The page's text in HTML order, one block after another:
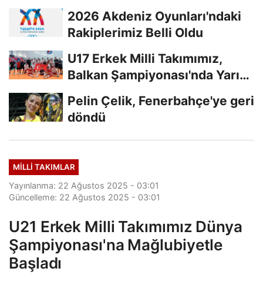
2026 Akdeniz Oyunları'ndaki
Rakiplerimiz Belli Oldu
U17 Erkek Milli Takımımız,
Balkan Şampiyonası'nda Yarı
Pelin Çelik, Fenerbahçe'ye geri
döndü
MILLI TAKIMLAR
Yayınlanma: 22 Ağustos 2025 - 03:01
Güncelleme: 22 Ağustos 2025 - 03:01
U21 Erkek Milli Takımımız Dünya
Şampiyonası'na Mağlubiyetle
Başladı